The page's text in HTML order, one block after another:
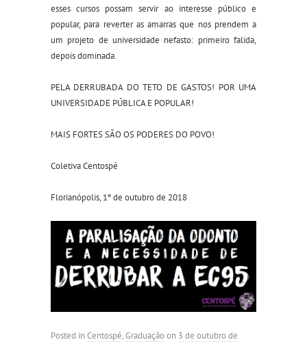
esses cursos possam servir ao interesse público e
popular, para reverter as amarras que nos prendem a
um projeto de universidade nefasto: primeiro falida,
depois dominada.
PELA DERRUBADA DO TETO DE GASTOS! POR UMA
UNIVERSIDADE PÚBLICA E POPULAR!
MAIS FORTES SÃO OS PODERES DO POVO!
Coletiva Centospé
Florianópolis, 1º de outubro de 2018
Posted inCentospé,Graduaçãoon 3 de outubro de